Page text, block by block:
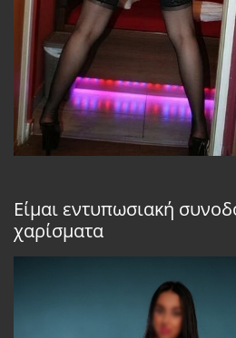
Είμαι εντυπωσιακή
χαρίσματα